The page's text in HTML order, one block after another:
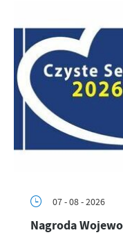
07 - 08 - 2026
Nagroda